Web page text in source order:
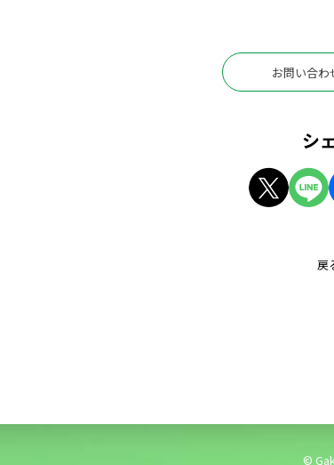
お問い合わ
シ
戻
©